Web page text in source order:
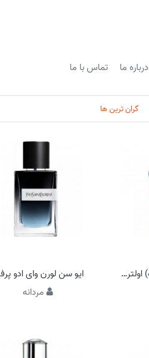
درباره ما تماس با ما
گران ترین ها
ژان پل گوتیر (گوتیه) اولترا میل
مردانه